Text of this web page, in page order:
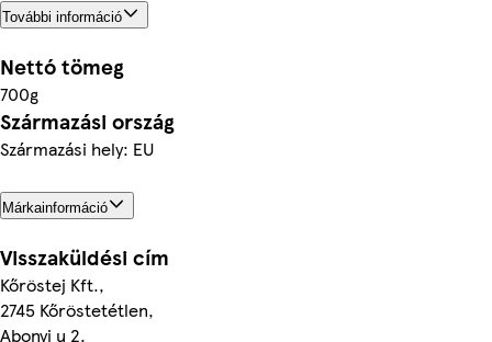
További információ
Nettó tömeg
700g
Származási ország
Származási hely: EU
Márkainformáció
Visszaküldési cím
Kőröstej Kft.,
2745 Kőröstetétlen,
Abonyi u 2.